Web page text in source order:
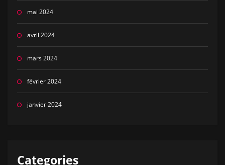
mai 2024
avril 2024
mars 2024
février 2024
janvier 2024
Categories